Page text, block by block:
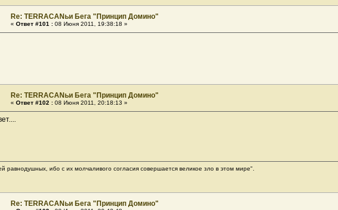
Re: TERRACANьи Бега "Принцип Домино"
« Ответ #101 : 08 Июня 2011, 19:38:18 »
Re: TERRACANьи Бега "Принцип Домино"
« Ответ #102 : 08 Июня 2011, 20:18:13 »
равнодушных, ибо с их молчаливого согласия совершается великое зло в этом мире".
Re: TERRACANьи Бега "Принцип Домино"